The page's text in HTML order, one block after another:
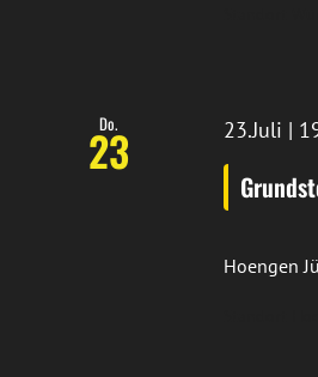
Do.
23 23.Juli |
Hoengen